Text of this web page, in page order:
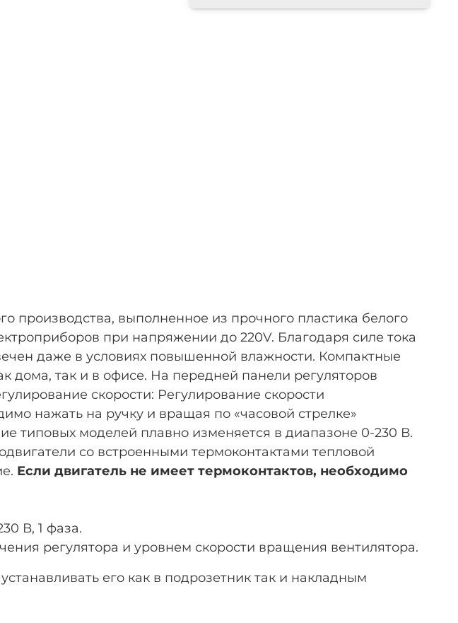
производства, выполненное из прочного пластика белого
при напряжении до 220V. Благодаря силе тока
даже в условиях повышенной влажности. Компактные
дома, так и в офисе. На передней панели регуляторов
скорости: Регулирование скорости
нажать на ручку и вращая по «часовой стрелке»
типовых моделей плавно изменяется в диапазоне 0-230 В.
со встроенными термоконтактами тепловой
Если двигатель не имеет термоконтактов, необходимо
В, 1 фаза.
регулятора и уровнем скорости вращения вентилятора.
его как в подрозетник так и накладным